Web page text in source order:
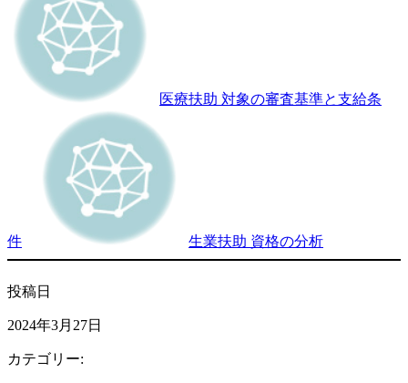
医療扶助 対象の審査基準と支給条
件 生業扶助 資格の分析
投稿日
2024年3月27日
カテゴリー: